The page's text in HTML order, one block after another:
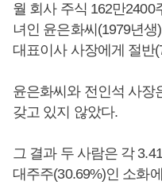
월 회사 주식 162만2400
녀인 윤은화씨(1979년
대표이사 사장에게 절반
윤은화씨와 전인석 사장
갖고 있지 않았다.
그 결과 두 사람은 각
대주주(30.69%)인 소화